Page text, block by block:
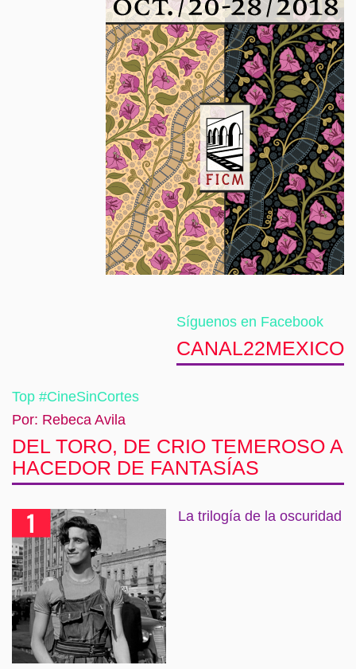
Síguenos en Facebook
CANAL22MEXICO
Top #CineSinCortes
Por: Rebeca Avila
DEL TORO, DE CRIO TEMEROSO A
HACEDOR DE FANTASÍAS
La trilogía de la oscuridad